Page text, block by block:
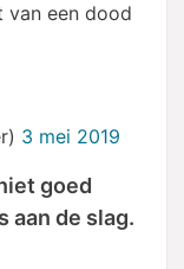
van een dood
3 mei 2019
goed
aan de slag.